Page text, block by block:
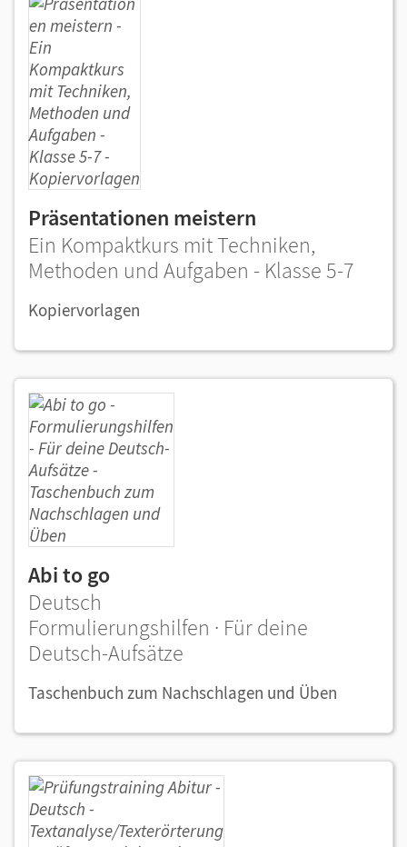
Präsentationen meistern
Ein Kompaktkurs mit Techniken,
Methoden und Aufgaben - Klasse 5-7
Kopiervorlagen
Abi to go
Deutsch
Formulierungshilfen · Für deine
Deutsch-Aufsätze
Taschenbuch zum Nachschlagen und Üben